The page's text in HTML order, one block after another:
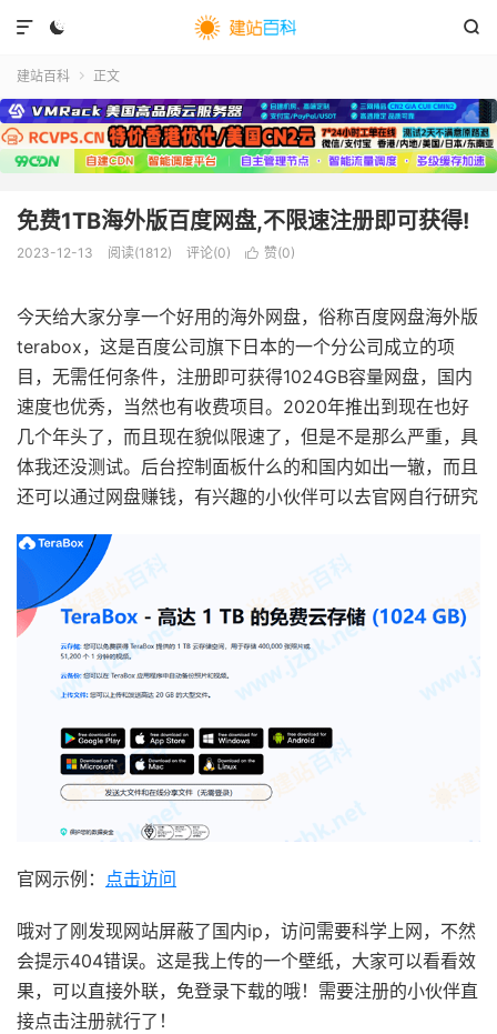
 

建站百科  正文
免费1TB海外版百度网盘,不限速注册即可获得!
2023-12-13 阅读(1812) 评论(0)  赞(0)
今天给大家分享一个好用的海外网盘，俗称百度网盘海外版
terabox，这是百度公司旗下日本的一个分公司成立的项
目，无需任何条件，注册即可获得1024GB容量网盘，国内
速度也优秀，当然也有收费项目。2020年推出到现在也好
几个年头了，而且现在貌似限速了，但是不是那么严重，具
体我还没测试。后台控制面板什么的和国内如出一辙，而且
还可以通过网盘赚钱，有兴趣的小伙伴可以去官网自行研究
官网示例： 点击访问
哦对了刚发现网站屏蔽了国内ip，访问需要科学上网，不然
会提示404错误。这是我上传的一个壁纸，大家可以看看效
果，可以直接外联，免登录下载的哦！需要注册的小伙伴直
接点击注册就行了！